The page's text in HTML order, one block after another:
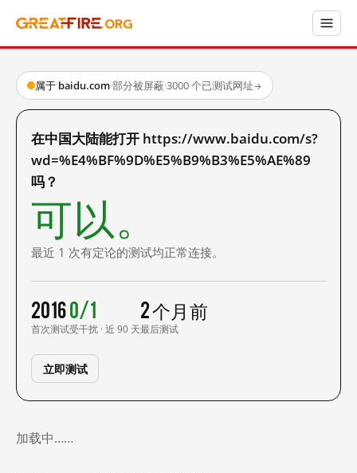
属于 baidu.com·部分被屏蔽·3000 个已测试网址→
在中国大陆能打开 https://www.baidu.com/s?
wd=%E4%BF%9D%E5%B9%B3%E5%AE%89
吗？
可以。
最近 1 次有定论的测试均正常连接。
2016
首次测试
0/1
受干扰 · 近 90 天
2 个月前
最后测试
立即测试
加载中……